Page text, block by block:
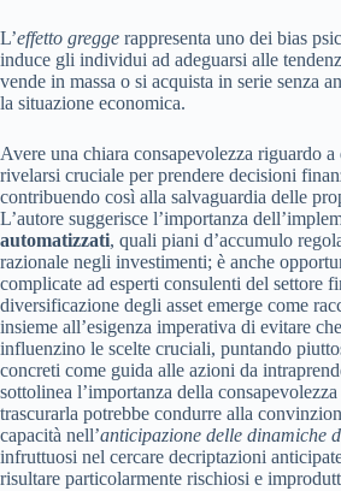
L’effetto gregge rappresenta uno dei bias
induce gli individui ad adeguarsi alle
vende in massa o si acquista in serie senza
la situazione economica.
Avere una chiara consapevolezza riguardo
rivelarsi cruciale per prendere decisioni
contribuendo così alla salvaguardia delle
L’autore suggerisce l’importanza
automatizzati, quali piani d’accumulo
razionale negli investimenti; è anche
complicate ad esperti consulenti del settore
diversificazione degli asset emerge come
insieme all’esigenza imperativa di evitare
influenzino le scelte cruciali, puntando
concreti come guida alle azioni da
sottolinea l’importanza della
trascurarla potrebbe condurre alla
capacità nell’anticipazione delle dinamiche
infruttuosi nel cercare decriptazioni
risultare particolarmente rischiosi e